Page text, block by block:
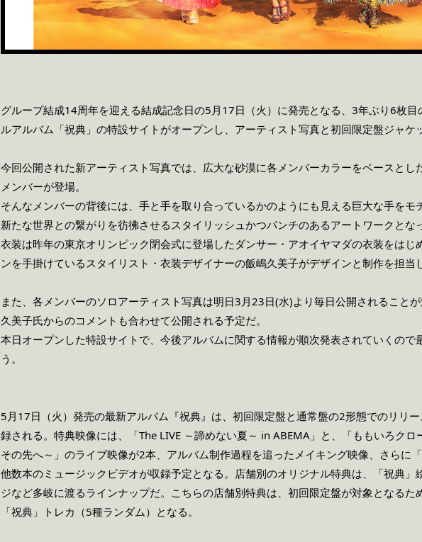
グループ結成14周年を迎える結成記念日の5月17日（火）に発売となる、3年ぶり6枚
ルアルバム「祝典」の特設サイトがオープンし、アーティスト写真と初回限定盤ジャケ
今回公開された新アーティスト写真では、広大な砂漠に各メンバーカラーをベースとし
メンバーが登場。
そんなメンバーの背後には、手と手を取り合っているかのようにも見える巨大な手をモ
新たな世界との繋がりを彷彿させるスタイリッシュかつパンチのあるアートワークと
衣装は昨年の東京オリンピック閉会式に登場したダンサー・アオイヤマダの衣装をはじ
ンを手掛けているスタイリスト・衣装デザイナーの飯嶋久美子がデザインと制作を担当
また、各メンバーのソロアーティスト写真は明日3月23日(水)より毎日公開されること
久美子氏からのコメントも合わせて公開される予定だ。
本日オープンした特設サイトで、今後アルバムに関する情報が順次発表されていくので
う。
5月17日（火）発売の最新アルバム『祝典』は、初回限定盤と通常盤の2形態でのリリ
録される。特典映像には、「The LIVE ～諦めない夏～ in ABEMA」と、「ももいろクロ
その先へ～」のライブ映像が2本、アルバム制作過程を追ったメイキング映像、さらに
他数本のミュージックビデオが収録予定となる。店舗別のオリジナル特典は、「祝典」
ジなど多岐に渡るラインナップだ。こちらの店舗別特典は、初回限定盤が対象となる
「祝典」トレカ（5種ランダム）となる。